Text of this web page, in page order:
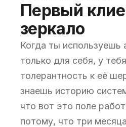
Первый
зеркало
Когда ты используешь
только для себя, у
толерантность к её
знаешь историю
что вот это поле
потому, что три